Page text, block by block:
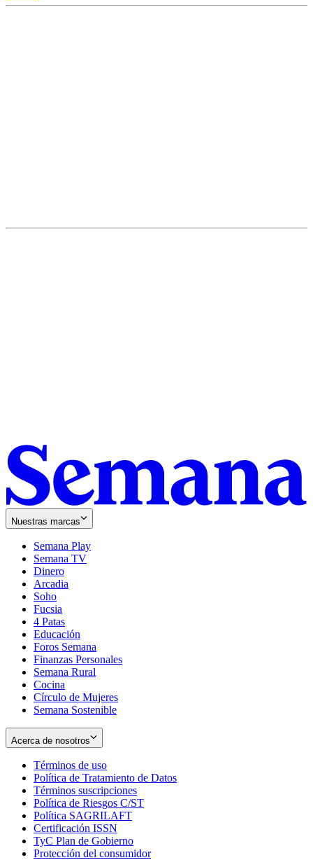
Nuestras marcas
Semana Play
Semana TV
Dinero
Arcadia
Soho
in
new
window
Fucsia
in
new
window
4 Patas
Educación
Foros Semana
Finanzas Personales
Semana Rural
Cocina
Círculo de Mujeres
Semana Sostenible
Acerca de nosotros
Términos de uso
in
new
window
Política de Tratamiento de Datos
Términos suscripciones
in
Política de Riesgos C/ST
Política SAGRILAFT
new
window
Certificación ISSN
in
new
TyC Plan de Gobierno
in
Protección del consumidorOpens